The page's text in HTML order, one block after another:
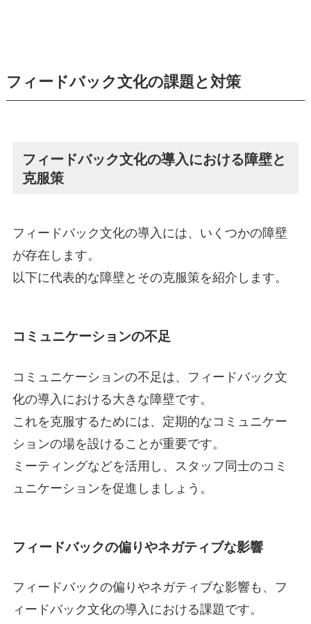
フィードバック文化の課題と対策
フィードバック文化の導入における障壁と
克服策
フィードバック文化の導入には、いくつかの障壁
が存在します。
以下に代表的な障壁とその克服策を紹介します。
コミュニケーションの不足
コミュニケーションの不足は、フィードバック文
化の導入における大きな障壁です。
これを克服するためには、定期的なコミュニケー
ションの場を設けることが重要です。
ミーティングなどを活用し、スタッフ同士のコミ
ュニケーションを促進しましょう。
フィードバックの偏りやネガティブな影響
フィードバックの偏りやネガティブな影響も、フ
ィードバック文化の導入における課題です。